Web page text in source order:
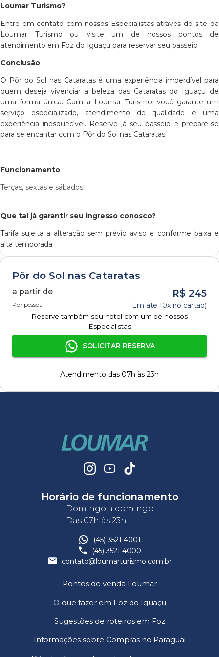
Loumar Turismo?
Entre em contato com nossos Especialistas através do site da
Loumar Turismo ou visite um de nossos pontos de
atendimento em Foz do Iguaçu para reservar seu passeio.
Conclusão
O Pôr do Sol nas Cataratas é uma experiência imperdível para
quem deseja vivenciar a beleza das Cataratas do Iguaçu de
uma forma única. Com a Loumar Turismo, você garante um
serviço especializado, atendimento de qualidade e uma
experiência inesquecível. Reserve já seu passeio e prepare-se
para se encantar com o Pôr do Sol nas Cataratas!
Funcionamento
Terças, sextas e sábados.
Que tal já garantir seu ingresso conosco?
Tarifa sujeita a alteração sem prévio aviso e conforme baixa e
alta temporada.
Pôr do Sol nas Cataratas
a partir de R$ 245
Por pessoa (Em até 10x no cartão)
Reserve também seu hotel com um de nossos
Especialistas
SOLICITAR RESERVA
Atendimento das 07h às 23h
Horário de funcionamento
Domingo a domingo
Das 07h às 23h
(45) 3521 4001
(45) 3521 4000
contato@loumarturismo.com.br
Pontos de venda Loumar
O que fazer em Foz do Iguaçu
Sugestões de roteiros em Foz
Informações sobre Compras no Paraguai